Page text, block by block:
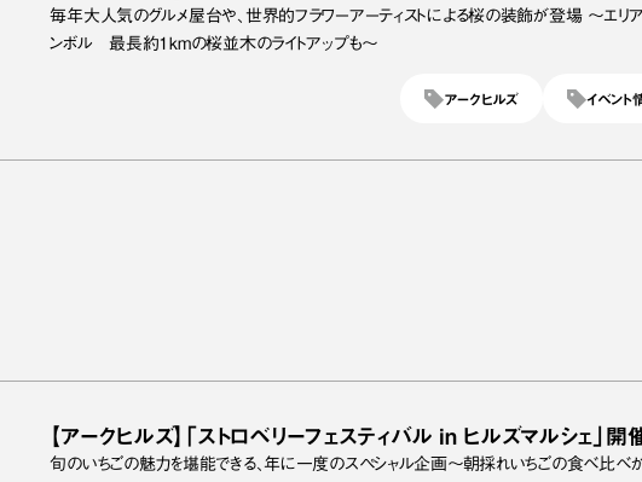
毎年大人気のグルメ屋台や、世界的フラワーアーティストによる桜の装飾が登場 ～エリ
ンボル 最長約1kmの桜並木のライトアップも〜
イベント
アークヒルズ
【アークヒルズ】「ストロベリーフェスティバル in ヒルズマルシェ」開
旬のいちごの魅力を堪能できる、年に一度のスペシャル企画～朝採れいちごの食べ比べ